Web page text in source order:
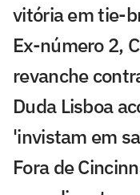
vitória em tie-
Ex-número 2,
revanche
Duda Lisboa
'invistam em
Fora de